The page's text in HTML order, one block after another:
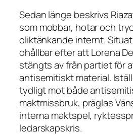
Sedan länge beskrivs
som mobbar, hotar och
oliktänkande internt.
ohållbar efter att Lorena
stängts av från partiet för
antisemitiskt material.
tydligt mot både
maktmissbruk, präglas
interna maktspel,
ledarskapskris.